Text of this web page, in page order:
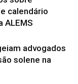
calendário
ALEMS
advogados
solene na